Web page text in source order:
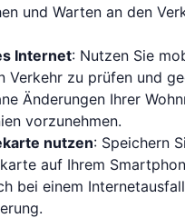
und Warten an den
Internet: Nutzen Sie
Verkehr zu prüfen und
Änderungen Ihrer
vorzunehmen.
nutzen: Speichern
auf Ihrem
bei einem